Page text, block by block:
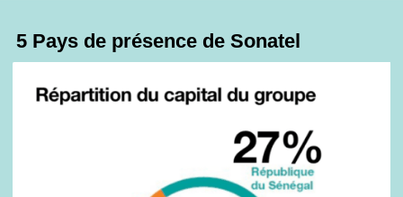
5 Pays de présence de Sonatel